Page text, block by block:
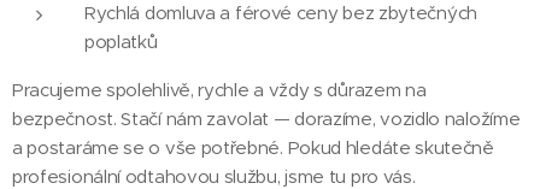
Rychlá domluva a férové ceny bez zbytečných
poplatků
Pracujeme spolehlivě, rychle a vždy s důrazem na
bezpečnost. Stačí nám zavolat — dorazíme, vozidlo naložíme
a postaráme se o vše potřebné. Pokud hledáte skutečně
profesionální odtahovou službu, jsme tu pro vás.